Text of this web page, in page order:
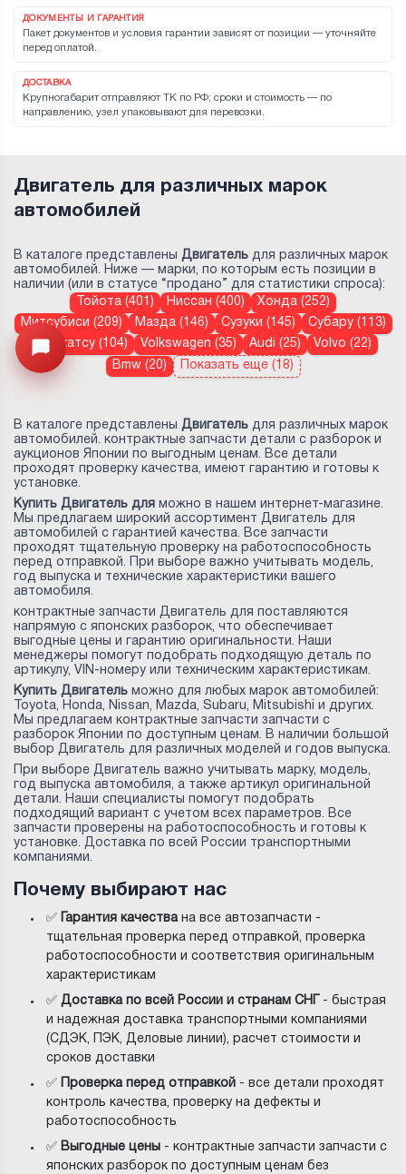
ДОКУМЕНТЫ И ГАРАНТИЯ
Пакет документов и условия гарантии зависят от позиции — уточняйте
перед оплатой.
ДОСТАВКА
Крупногабарит отправляют ТК по РФ; сроки и стоимость — по
направлению, узел упаковывают для перевозки.
Открыть меню
Двигатель для различных марок
автомобилей
В каталоге представлены Двигатель для различных марок
автомобилей. Ниже — марки, по которым есть позиции в
наличии (или в статусе “продано” для статистики спроса):
Тойота (401)
Ниссан (400)
Хонда (252)
Митсубиси (209)
Мазда (146) Сузуки (145)
Субару (113)
Дайхатсу (104)
Volkswagen (35) Audi (25)
Volvo (22)
Bmw (20)
Показать еще (18)
В каталоге представлены Двигатель для различных марок
автомобилей. контрактные запчасти детали с разборок и
аукционов Японии по выгодным ценам. Все детали
проходят проверку качества, имеют гарантию и готовы к
установке.
Купить Двигатель для
можно в нашем интернет-магазине.
Мы предлагаем широкий ассортимент Двигатель для
автомобилей с гарантией качества. Все запчасти
проходят тщательную проверку на работоспособность
перед отправкой. При выборе важно учитывать модель,
год выпуска и технические характеристики вашего
автомобиля.
контрактные запчасти Двигатель для
поставляются
напрямую с японских разборок, что обеспечивает
выгодные цены и гарантию оригинальности. Наши
менеджеры помогут подобрать подходящую деталь по
артикулу, VIN-номеру или техническим характеристикам.
Купить Двигатель можно для любых марок автомобилей:
Toyota, Honda, Nissan, Mazda, Subaru, Mitsubishi и других.
Мы предлагаем контрактные запчасти запчасти с
разборок Японии по доступным ценам. В наличии большой
выбор Двигатель для различных моделей и годов выпуска.
При выборе Двигатель важно учитывать марку, модель,
год выпуска автомобиля, а также артикул оригинальной
детали. Наши специалисты помогут подобрать
подходящий вариант с учетом всех параметров. Все
запчасти проверены на работоспособность и готовы к
установке. Доставка по всей России транспортными
компаниями.
Почему выбирают нас
✅ Гарантия качествана все автозапчасти -
тщательная проверка перед отправкой, проверка
работоспособности и соответствия оригинальным
характеристикам
✅Доставка по всей России и странам СНГ
- быстрая
и надежная доставка транспортными компаниями
(СДЭК, ПЭК, Деловые линии), расчет стоимости и
сроков доставки
✅ Проверка перед отправкой - все детали проходят
контроль качества, проверку на дефекты и
работоспособность
✅ Выгодные цены - контрактные запчасти запчасти с
японских разборок по доступным ценам без